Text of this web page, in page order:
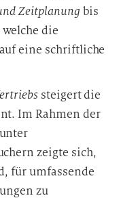
Zeitplanung bis
die
eine schriftliche
steigert die
Im Rahmen der
zeigte sich,
für umfassende
zu